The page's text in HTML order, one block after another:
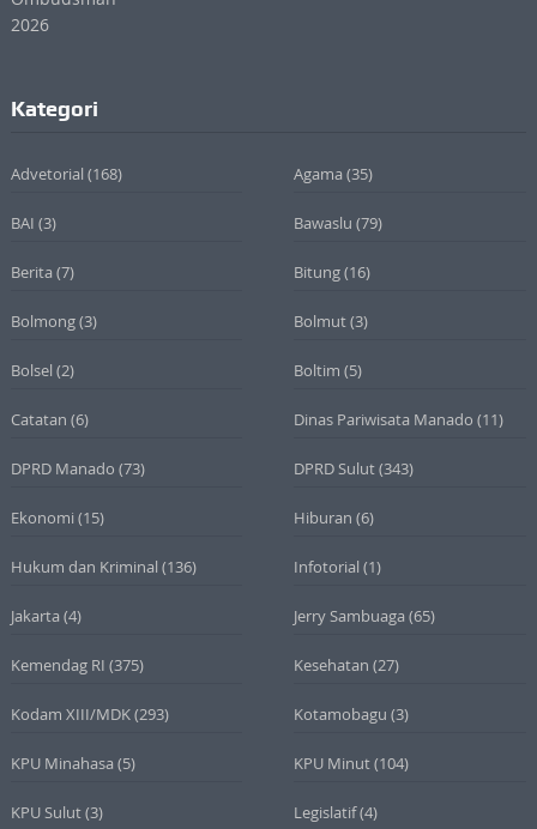
Kategori
Advetorial (168) Agama (35)
BAI (3) Bawaslu (79)
Berita (7) Bitung(16)
Bolmong(3) Bolmut(3)
Bolsel (2) Boltim (5)
Catatan (6) Dinas Pariwisata Manado (11)
DPRD Manado (73) DPRD Sulut(343)
Ekonomi (15) Hiburan (6)
Hukum dan Kriminal (136) Infotorial (1)
Jakarta (4) Jerry Sambuaga (65)
Kemendag RI (375) Kesehatan (27)
Kodam XIII/MDK(293) Kotamobagu (3)
KPU Minahasa (5) KPU Minut(104)
KPU Sulut(3) Legislatif(4)